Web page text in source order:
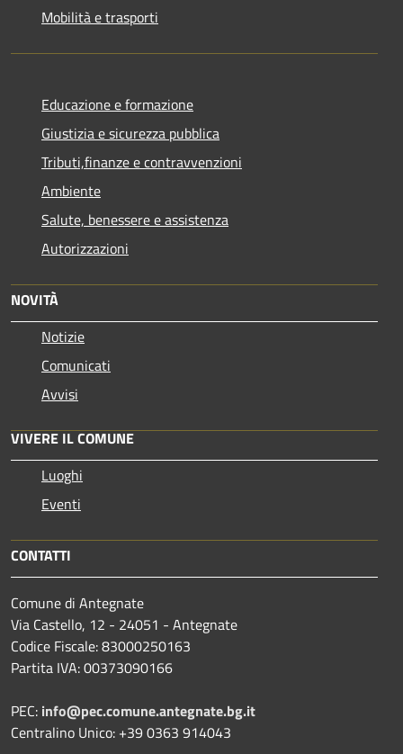
Mobilità e trasporti
Educazione e formazione
Giustizia e sicurezza pubblica
Tributi,finanze e contravvenzioni
Ambiente
Salute, benessere e assistenza
Autorizzazioni
NOVITÀ
Notizie
Comunicati
Avvisi
VIVERE IL COMUNE
Luoghi
Eventi
CONTATTI
Comune di Antegnate
Via Castello, 12 - 24051 - Antegnate
Codice Fiscale: 83000250163
Partita IVA: 00373090166
PEC: info@pec.comune.antegnate.bg.it
Centralino Unico: +39 0363 914043